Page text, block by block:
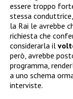
essere troppo
stessa
la Rai le avrebbe
richiesta che
considerarla il
però, avrebbe
programma,
a uno schema
interviste.